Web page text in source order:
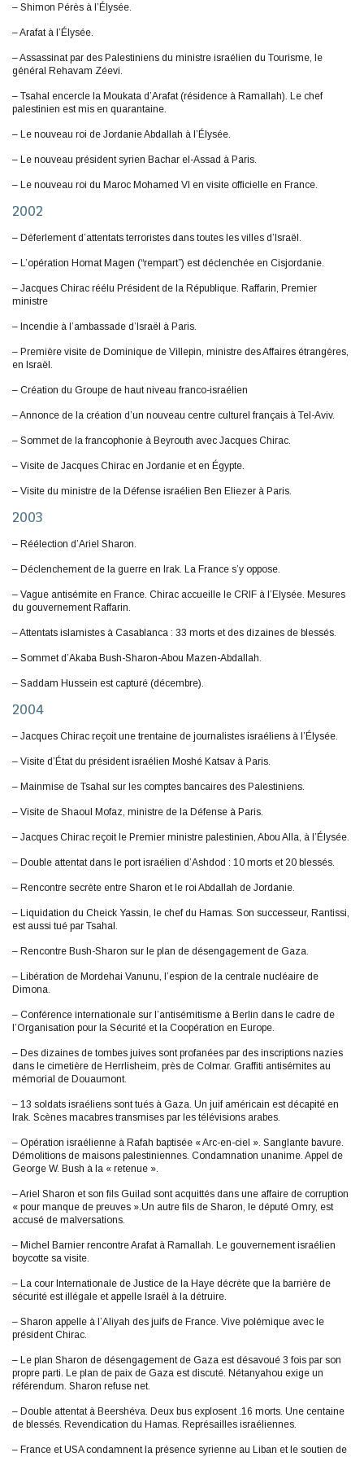
– Shimon Pérès à l’Élysée.
– Arafat à l’Élysée.
– Assassinat par des Palestiniens du ministre israélien du Tourisme, le
général Rehavam Zéevi.
– Tsahal encercle la Moukata d’Arafat (résidence à Ramallah). Le chef
palestinien est mis en quarantaine.
– Le nouveau roi de Jordanie Abdallah à l’Élysée.
– Le nouveau président syrien Bachar el-Assad à Paris.
– Le nouveau roi du Maroc Mohamed VI en visite officielle en France.
2002
– Déferlement d’attentats terroristes dans toutes les villes d’Israël.
– L’opération Homat Magen (“rempart”) est déclenchée en Cisjordanie.
– Jacques Chirac réélu Président de la République. Raffarin, Premier
ministre
– Incendie à l’ambassade d’Israël à Paris.
– Première visite de Dominique de Villepin, ministre des Affaires étrangères,
en Israël.
– Création du Groupe de haut niveau franco-israélien
– Annonce de la création d’un nouveau centre culturel français à Tel-Aviv.
– Sommet de la francophonie à Beyrouth avec Jacques Chirac.
– Visite de Jacques Chirac en Jordanie et en Égypte.
– Visite du ministre de la Défense israélien Ben Eliezer à Paris.
2003
– Réélection d’Ariel Sharon.
– Déclenchement de la guerre en Irak. La France s’y oppose.
– Vague antisémite en France. Chirac accueille le CRIF à l’Elysée. Mesures
du gouvernement Raffarin.
– Attentats islamistes à Casablanca : 33 morts et des dizaines de blessés.
– Sommet d’Akaba Bush-Sharon-Abou Mazen-Abdallah.
– Saddam Hussein est capturé (décembre).
2004
– Jacques Chirac reçoit une trentaine de journalistes israéliens à l’Élysée.
– Visite d’État du président israélien Moshé Katsav à Paris.
– Mainmise de Tsahal sur les comptes bancaires des Palestiniens.
– Visite de Shaoul Mofaz, ministre de la Défense à Paris.
– Jacques Chirac reçoit le Premier ministre palestinien, Abou Alla, à l’Élysée.
– Double attentat dans le port israélien d’Ashdod : 10 morts et 20 blessés.
– Rencontre secrète entre Sharon et le roi Abdallah de Jordanie.
– Liquidation du Cheick Yassin, le chef du Hamas. Son successeur, Rantissi,
est aussi tué par Tsahal.
– Rencontre Bush-Sharon sur le plan de désengagement de Gaza.
– Libération de Mordehai Vanunu, l’espion de la centrale nucléaire de
Dimona.
– Conférence internationale sur l’antisémitisme à Berlin dans le cadre de
l’Organisation pour la Sécurité et la Coopération en Europe.
– Des dizaines de tombes juives sont profanées par des inscriptions nazies
dans le cimetière de Herrlisheim, près de Colmar. Graffiti antisémites au
mémorial de Douaumont.
– 13 soldats israéliens sont tués à Gaza. Un juif américain est décapité en
Irak. Scènes macabres transmises par les télévisions arabes.
– Opération israélienne à Rafah baptisée « Arc-en-ciel ». Sanglante bavure.
Démolitions de maisons palestiniennes. Condamnation unanime. Appel de
George W. Bush à la « retenue ».
– Ariel Sharon et son fils Guilad sont acquittés dans une affaire de corruption
« pour manque de preuves ».Un autre fils de Sharon, le député Omry, est
accusé de malversations.
– Michel Barnier rencontre Arafat à Ramallah. Le gouvernement israélien
boycotte sa visite.
– La cour Internationale de Justice de la Haye décrète que la barrière de
sécurité est illégale et appelle Israël à la détruire.
– Sharon appelle à l’Aliyah des juifs de France. Vive polémique avec le
président Chirac.
– Le plan Sharon de désengagement de Gaza est désavoué 3 fois par son
propre parti. Le plan de paix de Gaza est discuté. Nétanyahou exige un
référendum. Sharon refuse net.
– Double attentat à Beershéva. Deux bus explosent .16 morts. Une centaine
de blessés. Revendication du Hamas. Représailles israéliennes.
– France et USA condamnent la présence syrienne au Liban et le soutien de